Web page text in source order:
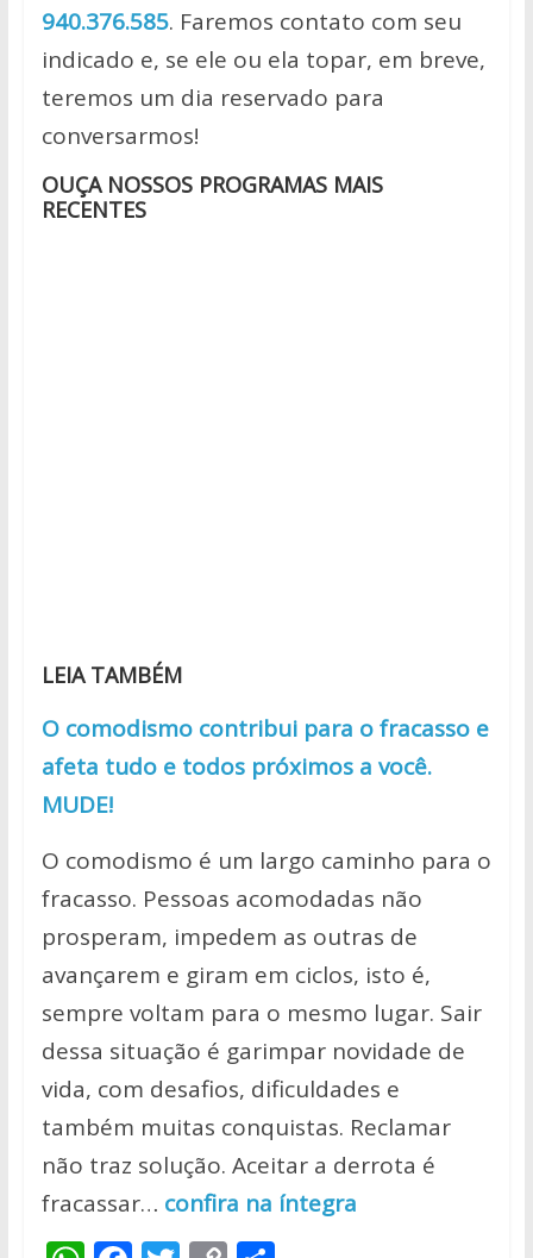
940.376.585. Faremos contato com seu
indicado e, se ele ou ela topar, em breve,
teremos um dia reservado para
conversarmos!
OUÇA NOSSOS PROGRAMAS MAIS
RECENTES
LEIA TAMBÉM
O comodismo contribui para o fracasso e
afeta tudo e todos próximos a você.
MUDE!
O comodismo é um largo caminho para o
fracasso. Pessoas acomodadas não
prosperam, impedem as outras de
avançarem e giram em ciclos, isto é,
sempre voltam para o mesmo lugar. Sair
dessa situação é garimpar novidade de
vida, com desafios, dificuldades e
também muitas conquistas. Reclamar
não traz solução. Aceitar a derrota é
fracassar… confira na íntegra